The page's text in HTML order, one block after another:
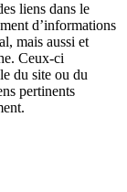
liens dans le
d’informations
mais aussi et
Ceux-ci
du site ou du
pertinents